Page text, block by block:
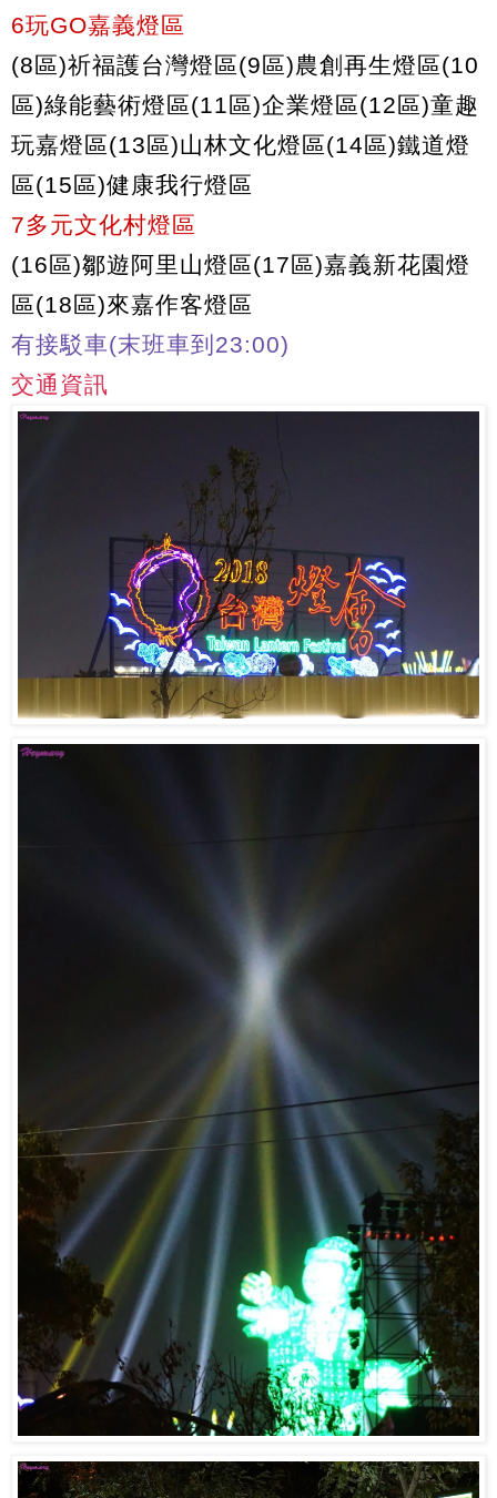
6玩GO嘉義燈區
(8區)祈福護台灣燈區(9區)農創再生燈區(10
區)綠能藝術燈區(11區)企業燈區(12區)童趣
玩嘉燈區(13區)山林文化燈區(14區)鐵道燈
區(15區)健康我行燈區
7多元文化村燈區
(16區)鄒遊阿里山燈區(17區)嘉義新花園燈
區(18區)來嘉作客燈區
有接駁車(末班車到23:00)
交通資訊